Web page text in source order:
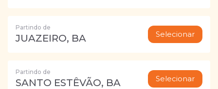
Partindo de
JUAZEIRO, BA Selecionar
Partindo de
SANTO ESTÊVÃO, BA Selecionar